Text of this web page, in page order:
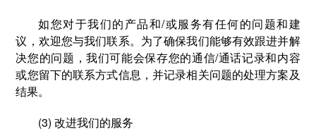
如您对于我们的产品和/或服务有任何的问题和建
议，欢迎您与我们联系。为了确保我们能够有效跟进并解
决您的问题，我们可能会保存您的通信/通话记录和内容
或您留下的联系方式信息，并记录相关问题的处理方案及
结果。
(3) 改进我们的服务